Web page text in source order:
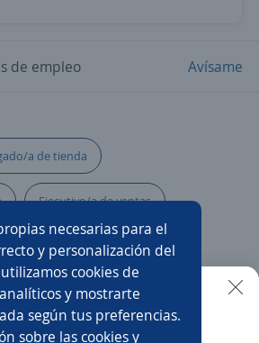
necesarias para el
y personalización del
cookies de
y mostrarte
según tus preferencias.
sobre las cookies y
de empleo Avísame
a de tienda
Ejecutivo/a de ventas
Vendedor campo
Gerente tienda
Administrador de tienda
es más fácil en la app